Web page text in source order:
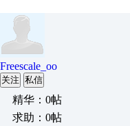
Freescale_oo
关注 私信
精华：0帖
求助：0帖